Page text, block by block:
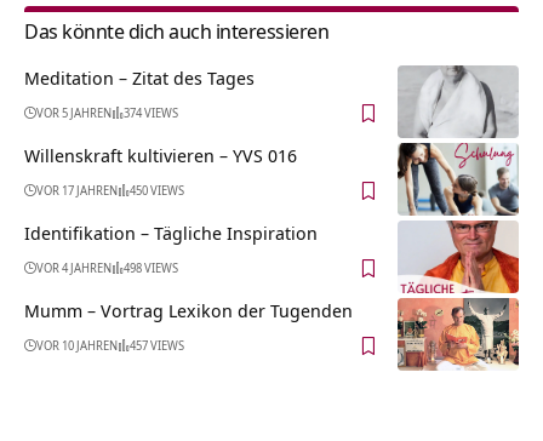
Das könnte dich auch interessieren
Meditation – Zitat des Tages
VOR 5 JAHREN 374 VIEWS
Willenskraft kultivieren – YVS 016
VOR 17 JAHREN 450 VIEWS
Identifikation – Tägliche Inspiration
VOR 4 JAHREN 498 VIEWS
Mumm – Vortrag Lexikon der Tugenden
VOR 10 JAHREN 457 VIEWS